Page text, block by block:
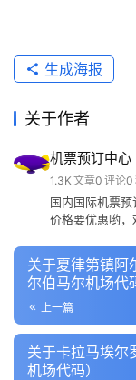
生成海报
关于作者
机票预订中心
1.3K 文章0 评论0
国内国际机票
价格要优惠哟，
关于夏律第镇阿
尔伯马尔机场代
上一篇
关于卡拉马埃尔
机场代码）